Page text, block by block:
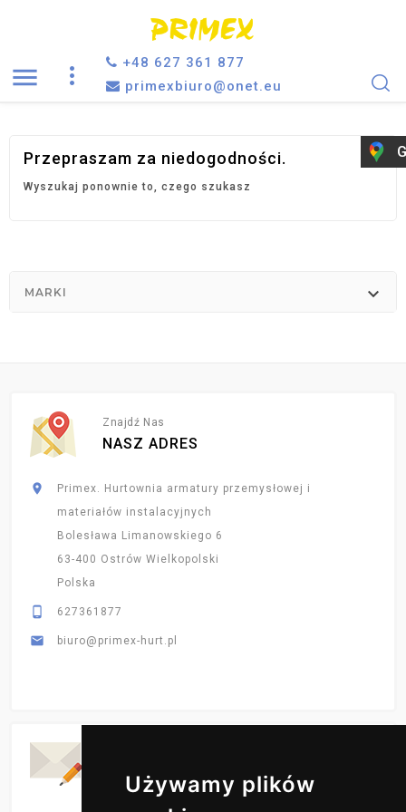
Używamy plików

+48 627 361 877
primexbiuro@onet.eu
Przepraszam za niedogodności.
Wyszukaj ponownie to, czego szukasz
MARKI 
Znajdź Nas
NASZ ADRES

Primex. Hurtownia armatury przemysłowej i
materiałów instalacyjnych
Bolesława Limanowskiego 6
63-400 Ostrów Wielkopolski
Polska
 627361877
 biuro@primex-hurt.pl
ZAPISZ SIĘ DO NAS